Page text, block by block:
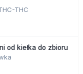
THC
od kiełka do zbioru